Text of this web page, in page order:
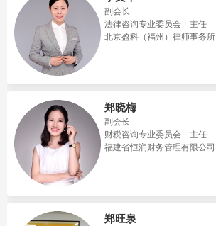
副会长
法律咨询专业委员会
主任
北京盈科（福州）律师事务所
郑晓梅
副会长
财税咨询专业委员会
主任
福建省恒润财务管理有限公司
郑旺泉